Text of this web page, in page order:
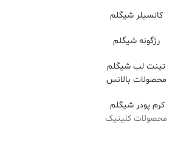
کانسیلر شیگلم
رژگونه شیگلم
تینت لب شیگلم
محصولات بالانس
کرم پودر شیگلم
محصولات کلینیک